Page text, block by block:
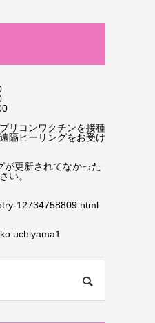
リコンワクチンを接種
隔ヒーリングをお受け
が更新されてなかった
い。
12734758809.html